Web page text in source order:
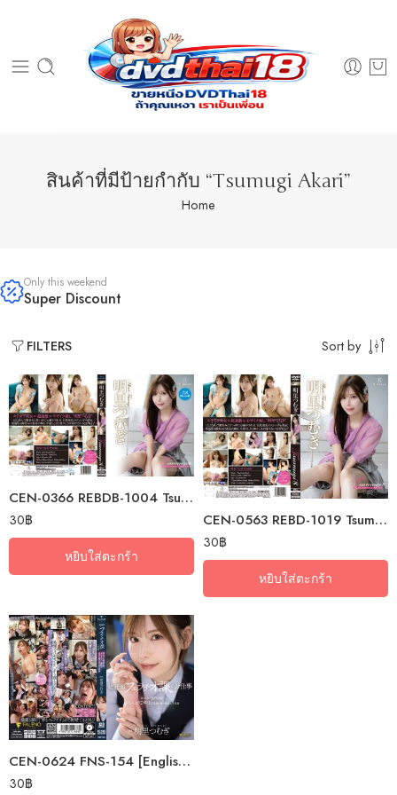
สินค้าที่มีป้ายกำกับ “Tsumugi Akari”
Home
Only this weekend
Super Discount
FILTERS Sort by
CEN-0366 REBDB-1004 Tsumugi8 Golden Innocence – Tsumugi Akari Blu…
30฿
หยิบใส่ตะกร้า
CEN-0563 REBD-1019 Tsumugi8 Golden Innocence・Akari Tsumugi
30฿
หยิบใส่ตะกร้า
CEN-0624 FNS-154 [English Subtitle] Tsumugi Akari, A Beautiful Female…
30฿